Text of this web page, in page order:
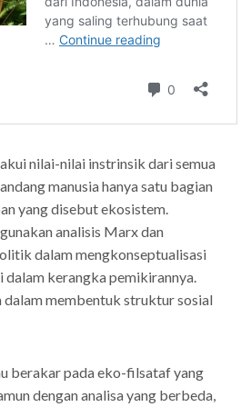
nilai-nilai instrinsik dari semua
manusia hanya satu bagian
yang disebut ekosistem.
analisis Marx dan
dalam mengkonseptualisasi
dalam kerangka pemikirannya.
dalam membentuk struktur sosial
berakar pada eko-filsataf yang
dengan analisa yang berbeda,